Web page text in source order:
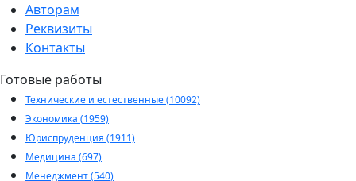
Авторам
Реквизиты
Контакты
Готовые работы
Технические и естественные (10092)
Экономика (1959)
Юриспруденция (1911)
Медицина (697)
Менеджмент (540)